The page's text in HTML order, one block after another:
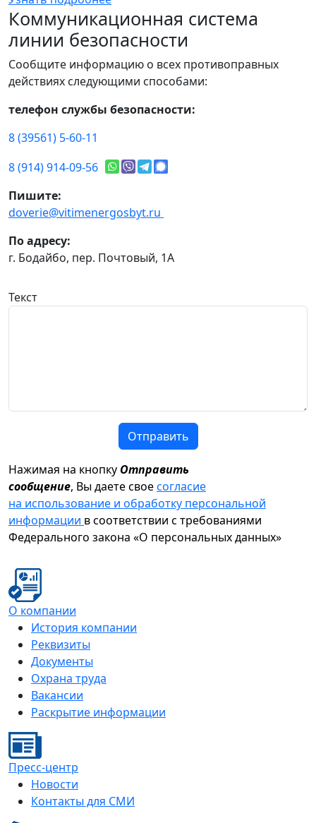
Коммуникационная система
линии безопасности
Сообщите информацию о всех противоправных
действиях следующими способами:
телефон службы безопасности:
8 (39561) 5-60-11
8 (914) 914-09-56
Пишите:
doverie@vitimenergosbyt.ru
По адресу:
г. Бодайбо, пер. Почтовый, 1А
Текст
Отправить
Нажимая на кнопку Отправить
сообщение, Вы даете своесогласие
на использование и обработку персональной
информации в соответствии с требованиями
Федерального закона «О персональных данных»
О компании
История компании
Реквизиты
Документы
Охрана труда
Вакансии
Раскрытие информации
Пресс-центр
Новости
Контакты для СМИ